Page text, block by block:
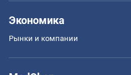
Экономика
Рынки и компании